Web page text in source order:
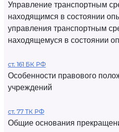
Управление транспортным
находящимся в состоянии
управления транспортным
находящемуся в состоянии
ст. 161 БК РФ
Особенности правового
учреждений
ст. 77 ТК РФ
Общие основания